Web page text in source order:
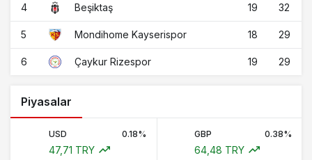
4 Beşiktaş 19 32
5 Mondihome Kayserispor 18 29
6 Çaykur Rizespor 19 29
Piyasalar
USD 0.18%
47,71 TRY
GBP 0.38%
64,48 TRY